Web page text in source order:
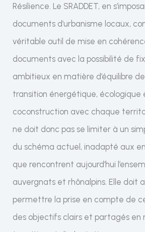
Résilience. Le SRADDET, en
documents d’urbanisme locaux,
véritable outil de mise en
documents avec la possibilité de
ambitieux en matière d’équilibre
transition énergétique, écologique
coconstruction avec chaque
ne doit donc pas se limiter à un
du schéma actuel, inadapté aux
que rencontrent aujourd’hui
auvergnats et rhônalpins. Elle doit
permettre la prise en compte de
des objectifs clairs et partagés en